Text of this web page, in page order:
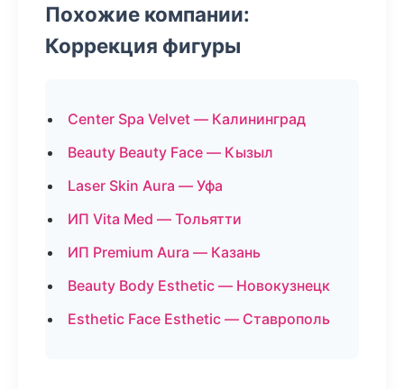
Похожие компании:
Коррекция фигуры
Center Spa Velvet — Калининград
Beauty Beauty Face — Кызыл
Laser Skin Aura — Уфа
ИП Vita Med — Тольятти
ИП Premium Aura — Казань
Beauty Body Esthetic — Новокузнецк
Esthetic Face Esthetic — Ставрополь